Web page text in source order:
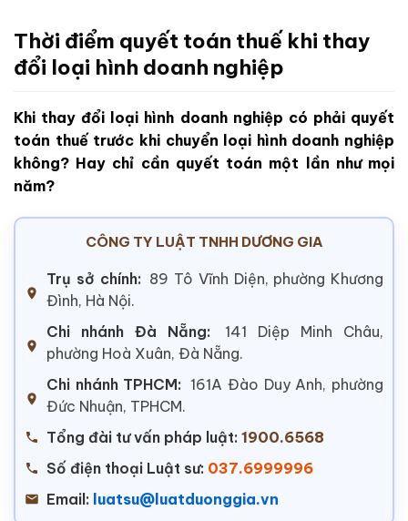
Thời điểm quyết toán thuế khi thay
đổi loại hình doanh nghiệp
Khi thay đổi loại hình doanh nghiệp có phải quyết
toán thuế trước khi chuyển loại hình doanh nghiệp
không? Hay chỉ cần quyết toán một lần như mọi
năm?
CÔNG TY LUẬT TNHH DƯƠNG GIA
Trụ sở chính: 89 Tô Vĩnh Diện, phường Khương
Đình, Hà Nội.
Chi nhánh Đà Nẵng:
141 Diệp Minh Châu,
phường Hoà Xuân, Đà Nẵng.
Chi nhánh TPHCM: 161A Đào Duy Anh, phường
Đức Nhuận, TPHCM.
Tổng đài tư vấn pháp luật: 1900.6568
Số điện thoại Luật sư: 037.6999996
Email: luatsu@luatduonggia.vn